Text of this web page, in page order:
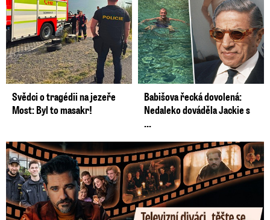
Svědci o tragédii na jezeře
Most: Byl to masakr!
Babišova řecká dovolená:
Nedaleko dováděla Jackie s
...
Prima vytasila podzimní trumfy! Další Zrádci a žhavé novinky